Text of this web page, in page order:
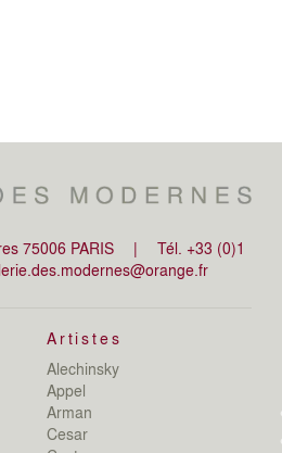
75006 PARIS |
Tél. +33 (0)1
Artistes
Alechinsky
Appel
Arman
Cesar